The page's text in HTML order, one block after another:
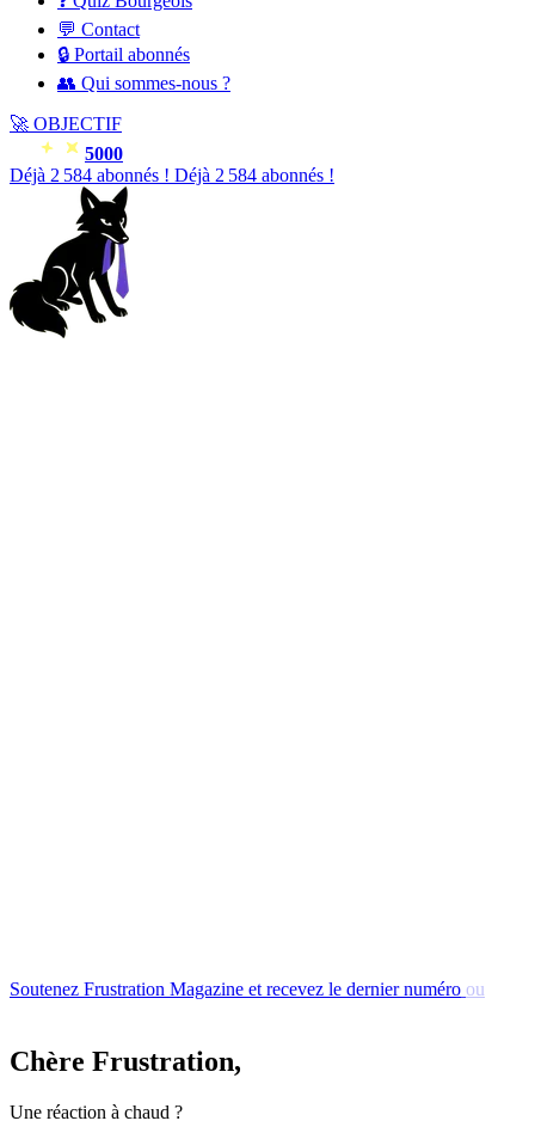
💬 Contact
🔒 Portail abonnés
👥 Qui sommes-nous ?
🚀 OBJECTIF
5000
Déjà 2 586 abonnés ! Déjà 2 586 abonnés !
Soutenez Frustration Magazine et recevez le dernier numéro ou
Chère Frustration,
Une réaction à chaud ?